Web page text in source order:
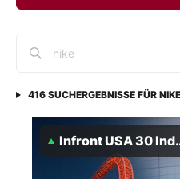
Abo & Shop
BO-Musterdepots
416 SUCHERGEBNISSE FÜR NIKE
Infront USA 30 Industrial